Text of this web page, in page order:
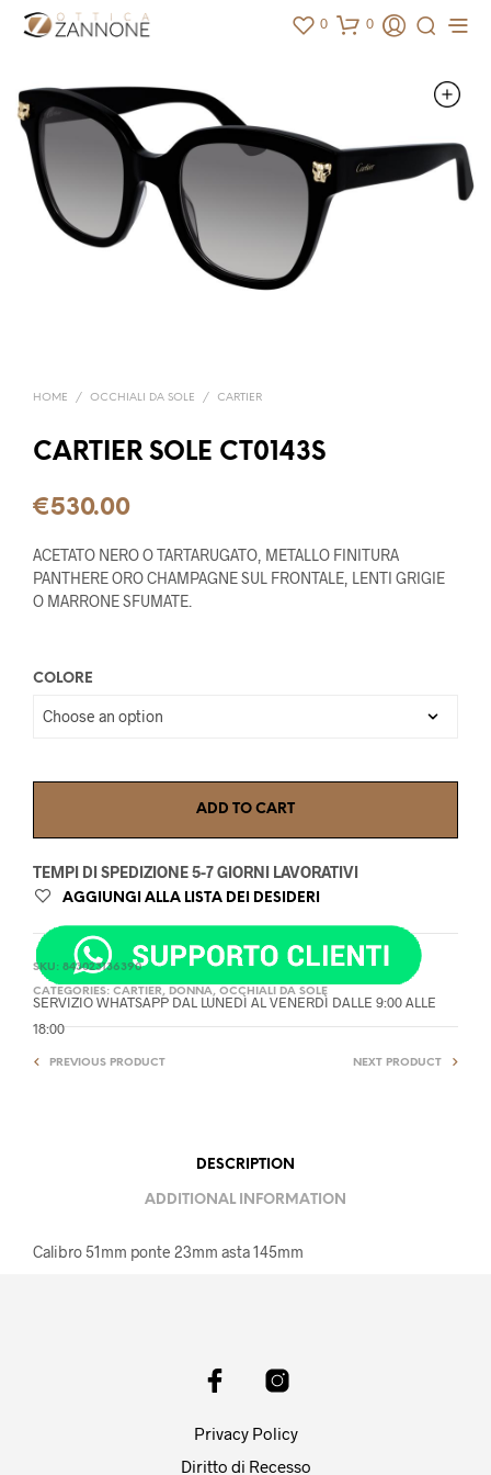
0 0
HOME / OCCHIALI DA SOLE / CARTIER
CARTIER SOLE CT0143S
€530.00
ACETATO NERO O TARTARUGATO, METALLO FINITURA
PANTHERE ORO CHAMPAGNE SUL FRONTALE, LENTI GRIGIE
O MARRONE SFUMATE.
COLORE
ADD TO CART
TEMPI DI SPEDIZIONE 5-7 GIORNI LAVORATIVI
SERVIZIO WHATSAPP DAL LUNEDÌ AL VENERDÌ DALLE 9:00 ALLE
18:00
AGGIUNGI ALLA LISTA DEI DESIDERI
SKU: 843023136390
CATEGORIES: CARTIER, DONNA, OCCHIALI DA SOLE
PREVIOUS PRODUCT NEXT PRODUCT
DESCRIPTION
ADDITIONAL INFORMATION
Calibro 51mm ponte 23mm asta 145mm
Privacy Policy
Diritto di Recesso